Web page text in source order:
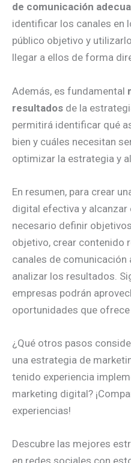
de comunicación
identificar los canales en
público objetivo y
llegar a ellos de forma
Además, es fundamental
resultados de la
permitirá identificar qué
bien y cuáles necesitan
optimizar la estrategia y
En resumen, para crear
digital efectiva y alcanzar
necesario definir
objetivo, crear contenido
canales de comunicación
analizar los resultados.
empresas podrán
oportunidades que
¿Qué otros pasos
una estrategia de
tenido experiencia
marketing digital?
experiencias!
Descubre las mejores